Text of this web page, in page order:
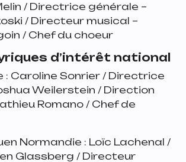
/ Directrice générale –
/ Directeur musical –
/ Chef du choeur
d’intérêt national
: Caroline Sonrier / Directrice
Weilerstein / Direction
Romano / Chef de
Normandie : Loïc Lachenal /
Glassberg / Directeur